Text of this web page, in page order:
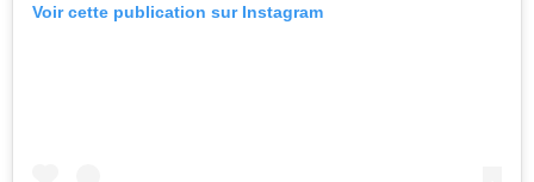
Voir cette publication sur Instagram